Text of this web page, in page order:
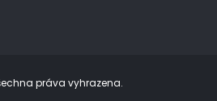
práva vyhrazena.